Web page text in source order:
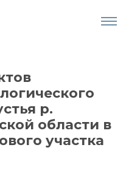
р.
области в
участка